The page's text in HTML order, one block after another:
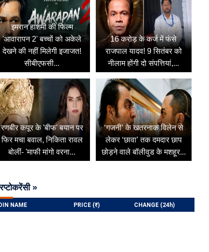
इमरान हाशमी की फिल्म
'आवारापन 2' बच्चों को अकेले
देखने की नहीं मिलेगी इजाजत!
सीबीएफसी...
16 करोड़ के कर्ज में फंसे
राजपाल यादव! 9 सितंबर को
नीलाम होंगी दो संपत्तियां,...
रणबीर कपूर के 'बीफ' बयान पर
फिर मचा बवाल, निकिता रावल
बोलीं- 'माफी मांगो वरना...
‘गजनी’ के खतरनाक विलेन से
लेकर ‘छावा’ तक दमदार छाप
छोड़ने वाले बॉलीवुड के मशहूर...
»